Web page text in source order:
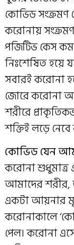
কোভিড সংক্রমণ
করোনায়
পজিটিভ কেস
নিঃশেষিত হয়ে
সবারই করোনা
জোরে করোনা
শরীরে
শক্তিই লড়ে
কোভিড যেন
করোনা
আমাদের শরীর,
একটা আয়নার
করোনাকালে
পেল। করোনা